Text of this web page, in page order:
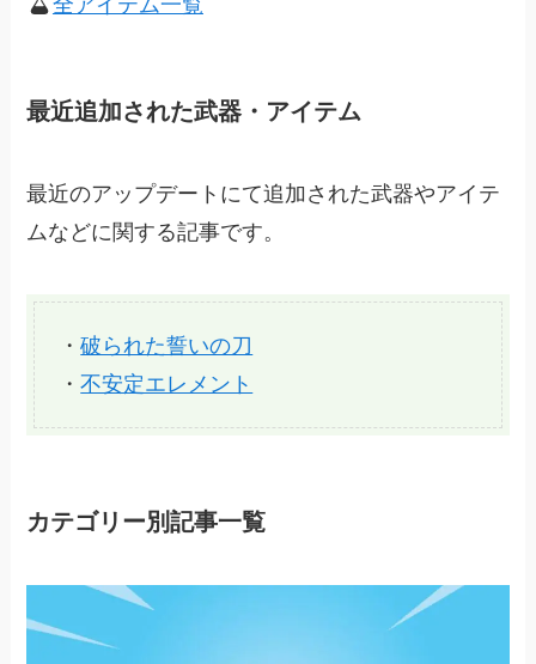
全アイテム一覧
最近追加された武器・アイテム
最近のアップデートにて追加された武器やアイテ
ムなどに関する記事です。
・破られた誓いの刀
・不安定エレメント
カテゴリー別記事一覧